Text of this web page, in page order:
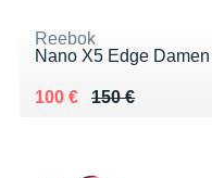
Reebok
Nano X5 Edge Damen
150 €
Au lieu de 150 €
100 €
Vendu 100 €